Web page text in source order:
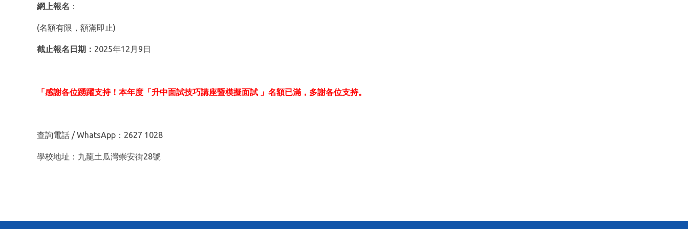
網上報名 ：
(名額有限，額滿即止)
截止報名日期： 2025年12月9日
「感謝各位踴躍支持！本年度「升中面試技巧講座暨模擬面試 」名額已滿，多謝各位支持。
查詢電話 / WhatsApp：2627 1028
學校地址：九龍土瓜灣崇安街28號